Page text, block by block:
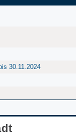
30.11.2024